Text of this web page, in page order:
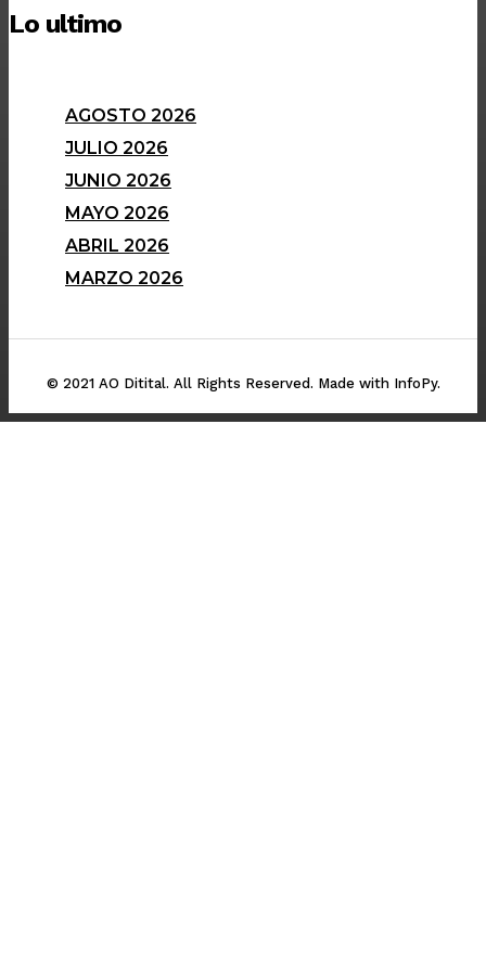
Lo ultimo
AGOSTO 2026
JULIO 2026
JUNIO 2026
MAYO 2026
ABRIL 2026
MARZO 2026
© 2021 AO Ditital. All Rights Reserved. Made with InfoPy.